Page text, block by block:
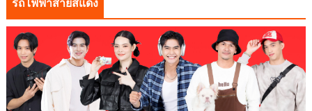
รถไฟฟ้าสายสีแดง